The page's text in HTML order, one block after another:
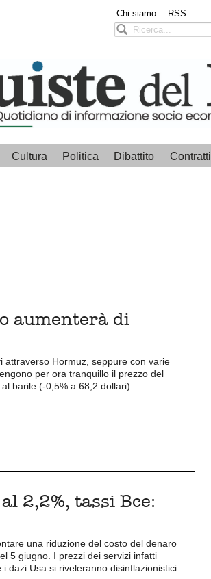
Chi siamo RSS
Cultura Politica Dibattito Contratti
aumenterà di
attraverso Hormuz, seppure con varie
per ora tranquillo il prezzo del
barile (-0,5% a 68,2 dollari).
2,2%, tassi Bce:
una riduzione del costo del denaro
5 giugno. I prezzi dei servizi infatti
dazi Usa si riveleranno disinflazionistici